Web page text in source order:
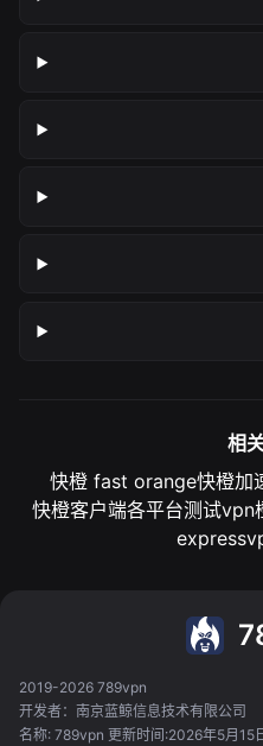
相
快橙 fast orange快橙加
快橙客户端各平台测试vpn
2019-2026 789vpn
开发者：南京蓝鲸信息技术有限公司
名称: 789vpn 更新时间:2026年5月15